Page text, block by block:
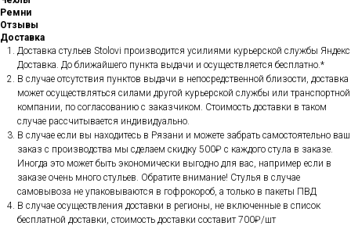
Ремни
Отзывы
Доставка
Доставка стульев Stolovi производится усилиями курьерской службы Яндекс
Доставка. До ближайшего пункта выдачи и осуществляется бесплатно.*
В случае отсутствия пунктов выдачи в непосредственной близости, доставка
может осуществляться силами другой курьерской службы или транспортной
компании, по согласованию с заказчиком. Стоимость доставки в таком
случае рассчитывается индивидуально.
В случае если вы находитесь в Рязани и можете забрать самостоятельно ваш
заказ с производства мы сделаем скидку 500₽ с каждого стула в заказе.
Иногда это может быть экономически выгодно для вас, например если в
заказе очень много стульев. Обратите внимание! Стулья в случае
самовывоза не упаковываются в гофрокороб, а только в пакеты ПВД
В случае осуществления доставки в регионы, не включенные в список
бесплатной доставки, стоимость доставки составит 700₽/шт